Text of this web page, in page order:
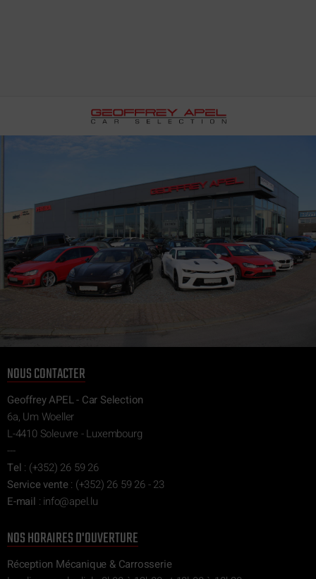
NOUS CONTACTER
Geoffrey APEL - Car Selection
6a, Um Woeller
L-4410 Soleuvre - Luxembourg
---
Tel : (+352) 26 59 26
Service vente: (+352) 26 59 26 - 23
E-mail : ul.l
epa@of
ni
NOS HORAIRES D'OUVERTURE
Réception Mécanique & Carrosserie